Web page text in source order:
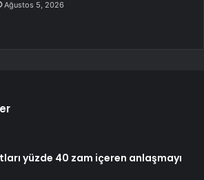
Ağustos 5, 2026
yüzde 40 zam içeren anlaşmayı